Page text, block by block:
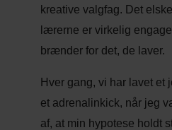
kreative valgfag. Det
lærerne er virkelig
brænder for det, de laver.
Hver gang, vi har lavet et
et adrenalinkick, når jeg
af, at min hypotese holdt